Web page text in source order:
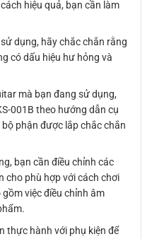
hiệu quả, bạn cần làm
dụng, hãy chắc chắn rằng
có dấu hiệu hư hỏng và
mà bạn đang sử dụng,
001B theo hướng dẫn cụ
phận được lắp chắc chắn
bạn cần điều chỉnh các
cho phù hợp với cách chơi
việc điều chỉnh âm
thực hành với phụ kiện để